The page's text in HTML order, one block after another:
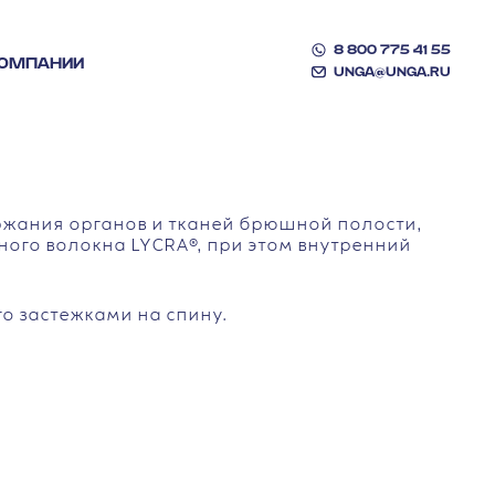
8 800 775 41 55
UNGA@UNGA.RU
органов и тканей брюшной полости,
волокна LYCRA®, при этом внутренний
застежками на спину.